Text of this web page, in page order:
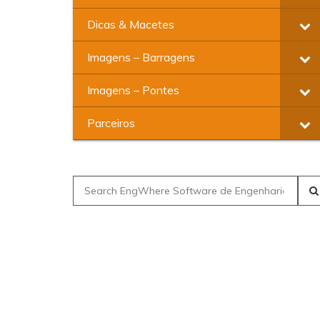
Dicas & Macetes
Imagens – Barragens
Imagens – Pontes
Parceiros
Search
for: